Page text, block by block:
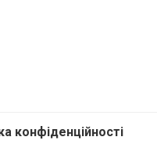
конфіденційності